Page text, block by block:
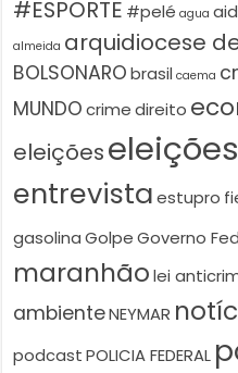
#ESPORTE #pelé agua
almeida arquidiocese
BOLSONARO brasil caema
MUNDO crime direito
eleições
entrevista estupro
gasolina Golpe Governo
maranhão lei
ambienteNEYMAR
podcast POLICIA FEDERAL